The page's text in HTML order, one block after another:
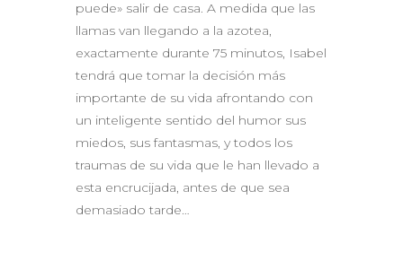
puede» salir de casa. A medida que las
llamas van llegando a la azotea,
exactamente durante 75 minutos, Isabel
tendrá que tomar la decisión más
importante de su vida afrontando con
un inteligente sentido del humor sus
miedos, sus fantasmas, y todos los
traumas de su vida que le han llevado a
esta encrucijada, antes de que sea
demasiado tarde…